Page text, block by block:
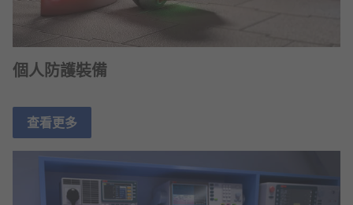
個人防護裝備
查看更多